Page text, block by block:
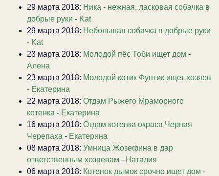
29 марта 2018: Ника - нежная, ласковая собачка в
добрые руки - Kat
29 марта 2018: Небольшая собачка в добрые руки
- Kat
23 марта 2018: Молодой пёс Тоби ищет дом -
Алена
23 марта 2018: Молодой котик Фунтик ищет хозяев
- Екатерина
22 марта 2018: Отдам Рыжего Мраморного
котенка - Екатерина
16 марта 2018: Отдам котенка окраса Черная
Черепаха - Екатерина
08 марта 2018: Умница Жозефина в дар
ответственным хозяевам - Наталия
06 марта 2018: Котенок дымок срочно ищет дом -